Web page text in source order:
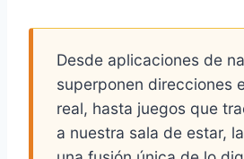
Desde aplicaciones de
superponen direcciones
real, hasta juegos que
a nuestra sala de estar,